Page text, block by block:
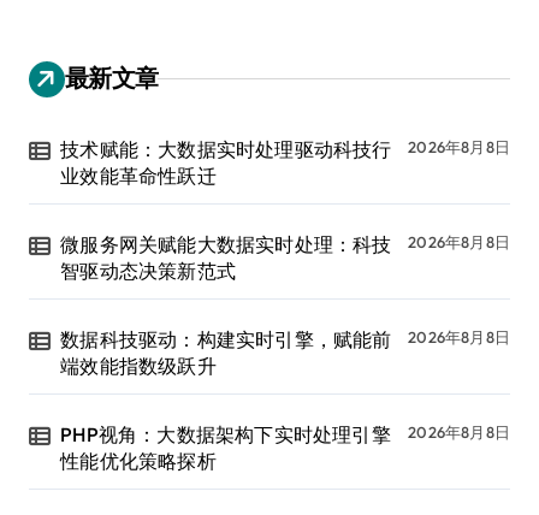
最新文章
技术赋能：大数据实时处理驱动科技行
业效能革命性跃迁
2026年8月8日
微服务网关赋能大数据实时处理：科技
智驱动态决策新范式
2026年8月8日
数据科技驱动：构建实时引擎，赋能前
端效能指数级跃升
2026年8月8日
PHP视角：大数据架构下实时处理引擎
性能优化策略探析
2026年8月8日